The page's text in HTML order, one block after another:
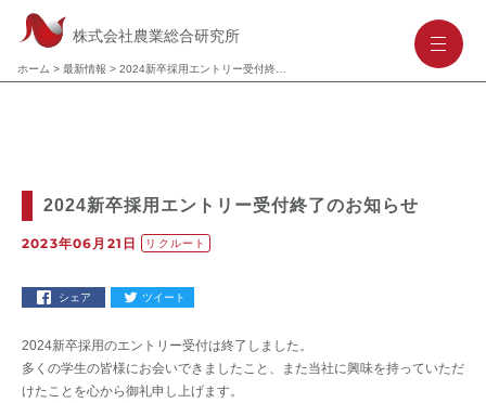
株式会社農業総合研究所
ホーム > 最新情報 >
--
2024新卒採用エントリー受付終了のお知らせ
2023年06月21日 リクルート
シェア ツイート
2024新卒採用のエントリー受付は終了しました。
多くの学生の皆様にお会いできましたこと、また当社に興味を持っていただ
けたことを心から御礼申し上げます。